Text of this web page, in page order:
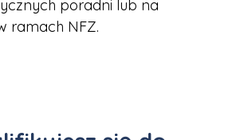
poradni lub na
ramach NFZ.